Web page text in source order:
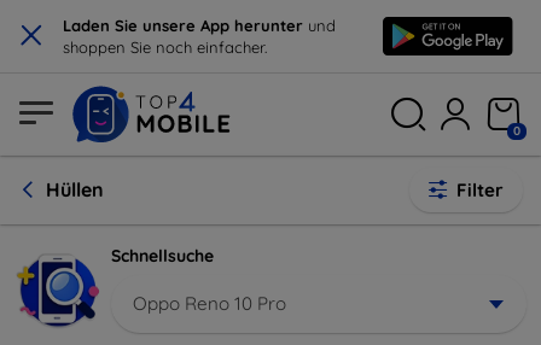
× Laden Sie unsere App herunter und
shoppen Sie noch einfacher.
0
Hüllen Filter
Schnellsuche
Oppo Reno 10 Pro